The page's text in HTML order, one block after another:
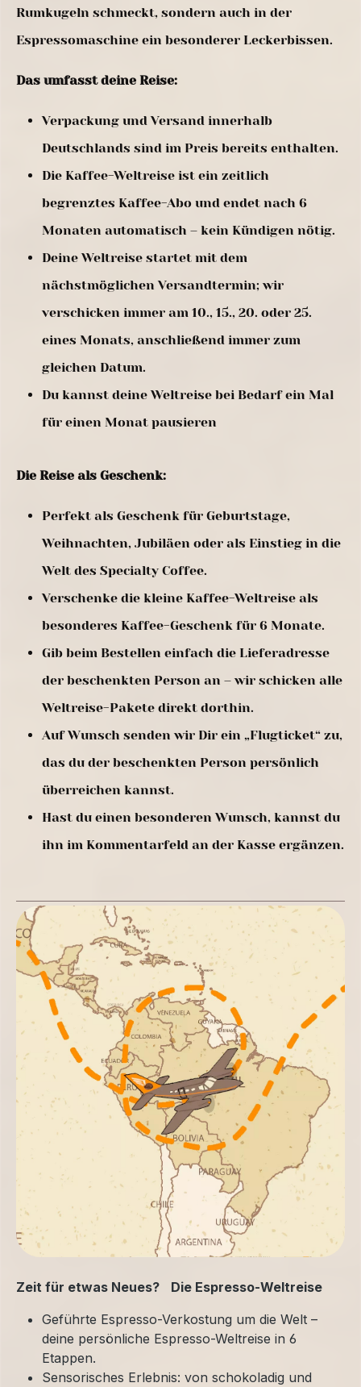
Zeit für etwas Neues? Die Espresso-Weltreise
Geführte Espresso-Verkostung um die Welt –
deine persönliche Espresso-Weltreise in 6
Etappen.
Sensorisches Erlebnis: von schokoladig und
Rumkugeln schmeckt, sondern auch in der
Espressomaschine ein besonderer Leckerbissen.
Das umfasst deine Reise:
Verpackung und Versand innerhalb
Deutschlands sind im Preis bereits enthalten.
Die Kaffee-Weltreise ist ein zeitlich
begrenztes Kaffee-Abo und endet nach 6
Monaten automatisch – kein Kündigen nötig.
Deine Weltreise startet mit dem
nächstmöglichen Versandtermin; wir
verschicken immer am 10., 15., 20. oder 25.
eines Monats, anschließend immer zum
gleichen Datum.
Du kannst deine Weltreise bei Bedarf ein Mal
für einen Monat pausieren
Die Reise als Geschenk:
Perfekt als Geschenk für Geburtstage,
Weihnachten, Jubiläen oder als Einstieg in die
Welt des Specialty Coffee.
Verschenke die kleine Kaffee-Weltreise als
besonderes Kaffee-Geschenk für 6 Monate.
Gib beim Bestellen einfach die Lieferadresse
der beschenkten Person an – wir schicken alle
Weltreise-Pakete direkt dorthin.
Auf Wunsch senden wir Dir ein „Flugticket“ zu,
das du der beschenkten Person persönlich
überreichen kannst.
Hast du einen besonderen Wunsch, kannst du
ihn im Kommentarfeld an der Kasse ergänzen.